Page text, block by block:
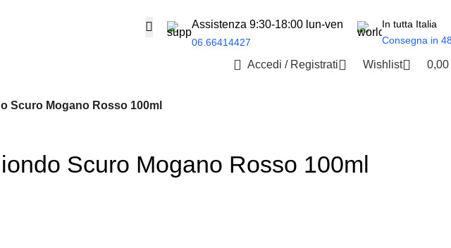
Assistenza 9:30-18:00 lun-ven
06.66414427
In tutta Italia
Consegna in
Accedi / Registrati Wishlist 0,00
Scuro Mogano Rosso 100ml
Scuro Mogano Rosso 100ml